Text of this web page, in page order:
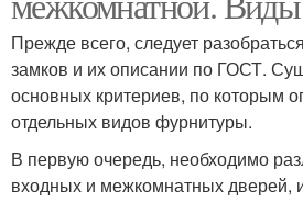
Прежде всего, следует
замков и их описании по ГОСТ.
основных критериев, по которым
отдельных видов фурнитуры.
В первую очередь, необходимо
входных и межкомнатных дверей,